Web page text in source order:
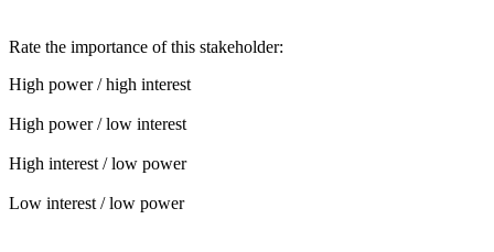
Rate the importance of this stakeholder:
High power / high interest
High power / low interest
High interest / low power
Low interest / low power